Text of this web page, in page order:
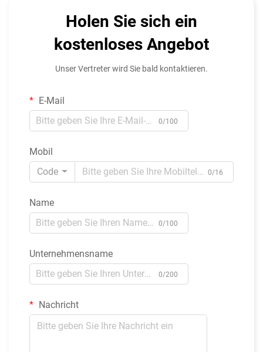
Holen Sie sich ein
kostenloses Angebot
Unser Vertreter wird Sie bald kontaktieren.
E-Mail
0/100
Mobil
Code
0/16
Name
0/100
Unternehmensname
0/200
Nachricht